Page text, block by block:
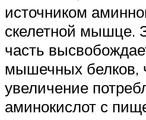
источником
скелетной мышце.
часть
мышечных белков,
увеличение
аминокислот с